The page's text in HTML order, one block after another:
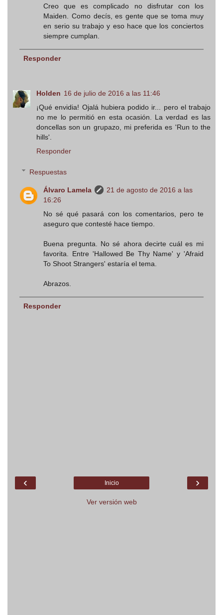
Creo que es complicado no disfrutar con los
Maiden. Como decís, es gente que se toma muy
en serio su trabajo y eso hace que los conciertos
siempre cumplan.
Responder
Holden 16 de julio de 2016 a las 11:46
¡Qué envidia! Ojalá hubiera podido ir... pero el trabajo
no me lo permitió en esta ocasión. La verdad es las
doncellas son un grupazo, mi preferida es 'Run to the
hills'.
Responder
Respuestas
Álvaro Lamela
21 de agosto de 2016 a las
16:26
No sé qué pasará con los comentarios, pero te
aseguro que contesté hace tiempo.
Buena pregunta. No sé ahora decirte cuál es mi
favorita. Entre 'Hallowed Be Thy Name' y 'Afraid
To Shoot Strangers' estaría el tema.
Abrazos.
Responder
‹ ›
Inicio
Ver versión web